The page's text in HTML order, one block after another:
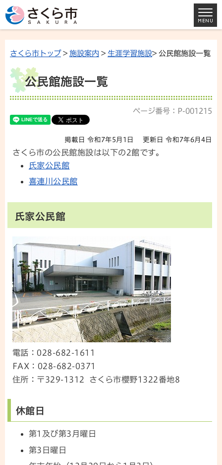
さくら市トップ> 施設案内 > 生涯学習施設> 公民館施設一覧
公民館施設一覧
ページ番号：P-001215
掲載日 令和7年5月1日 更新日 令和7年6月4日
さくら市の公民館施設は以下の2館です。
氏家公民館
喜連川公民館
氏家公民館
電話：028-682-1611
FAX：028-682-0371
住所：〒329-1312 さくら市櫻野1322番地8
休館日
第1及び第3月曜日
第3日曜日